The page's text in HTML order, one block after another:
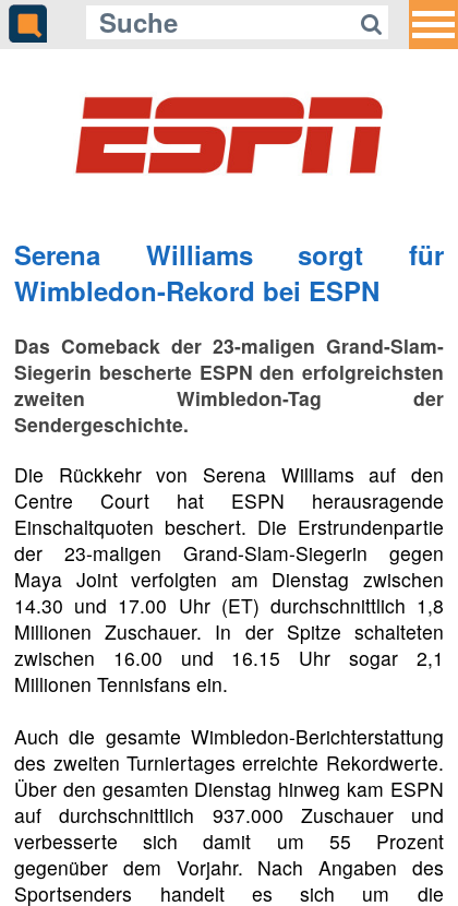
Serena Williams sorgt für
Wimbledon-Rekord bei ESPN
Das Comeback der 23-maligen Grand-Slam-
Siegerin bescherte ESPN den erfolgreichsten
zweiten Wimbledon-Tag der
Sendergeschichte.
Die Rückkehr von Serena Williams auf den
Centre Court hat ESPN herausragende
Einschaltquoten beschert. Die Erstrundenpartie
der 23-maligen Grand-Slam-Siegerin gegen
Maya Joint verfolgten am Dienstag zwischen
14.30 und 17.00 Uhr (ET) durchschnittlich 1,8
Millionen Zuschauer. In der Spitze schalteten
zwischen 16.00 und 16.15 Uhr sogar 2,1
Millionen Tennisfans ein.
Auch die gesamte Wimbledon-Berichterstattung
des zweiten Turniertages erreichte Rekordwerte.
Über den gesamten Dienstag hinweg kam ESPN
auf durchschnittlich 937.000 Zuschauer und
verbesserte sich damit um 55 Prozent
gegenüber dem Vorjahr. Nach Angaben des
Sportsenders handelt es sich um die